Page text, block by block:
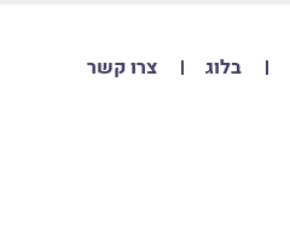
בלוג צרו קשר